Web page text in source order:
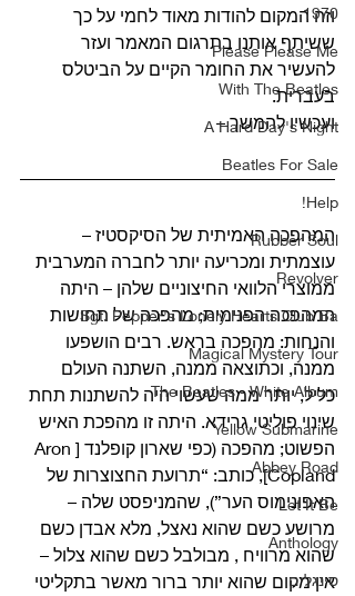
1970
Please Please Me
With The Beatles
A Hard Day's Night
Beatles For Sale
Help!
Rubber Soul
Revolver
Sgt. Pepper's Lonely Hearts Club Ba
Magical Mystery Tour
The Beatles - White Album
Yellow Submarine
Abbey Road
Let It Be
Anthology
סינגלים
וזה המקום להודות מאוד לחמי על כך
ששיתף אותנו בתרגום המאמר ועזר
להעשיר את החומר הקיים על הביטלס
בעברית.
ועכשיו להמשך –
המהפכה האמיתית של הסיקסטיז –
עוצמתית ומכריעה יותר לחברה המערבית
ממוצרי הלוואי החיצוניים שלהן – היתה
המהפכה הפנימית; מהפכה של תחושות
והנחות: מהפכה בראש. רבים הושפעו
ממנה, וכתוצאה ממנה, השתנה העולם
כליל, יותר ממה שעשוי היה להשתנות תחת
שינוי פוליטי גרידא. היתה זו מהפכת האיש
הפשוט; מהפכה (כפי שארון קופלנד [Aron
Copland], כותב: “תרועת החצוצרות של
האפונימוס הער”), שהמניפסט שלה –
מרושע כשם שהוא נאצל, מלא אבדן כשם
שהוא מרוויח , מבולבל כשם שהוא צלול –
אין מקום שהוא יותר ברור מאשר בתקליטי